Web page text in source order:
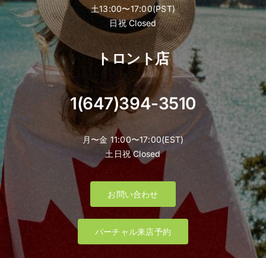
土13:00〜17:00(PST)
日祝 Closed
トロント店
1(647)394-3510
月〜金 11:00〜17:00(EST)
土日祝 Closed
お問い合わせ
バーチャル来店予約